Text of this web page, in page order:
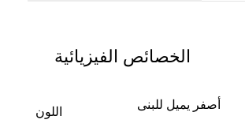
الخصائص الفيزيائية
اللون
أصفر يميل للبنى